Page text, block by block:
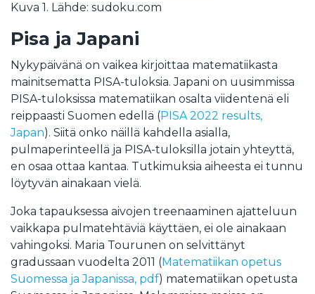
Kuva 1. Lähde: sudoku.com
Pisa ja Japani
Nykypäivänä on vaikea kirjoittaa matematiikasta
mainitsematta PISA-tuloksia. Japani on uusimmissa
PISA-tuloksissa matematiikan osalta viidentenä eli
reippaasti Suomen edellä (PISA 2022 results,
Japan). Siitä onko näillä kahdella asialla,
pulmaperinteellä ja PISA-tuloksilla jotain yhteyttä,
en osaa ottaa kantaa. Tutkimuksia aiheesta ei tunnu
löytyvän ainakaan vielä.
Joka tapauksessa aivojen treenaaminen ajatteluun
vaikkapa pulmatehtäviä käyttäen, ei ole ainakaan
vahingoksi. Maria Tourunen on selvittänyt
gradussaan vuodelta 2011 (Matematiikan opetus
Suomessa ja Japanissa, pdf) matematiikan opetusta